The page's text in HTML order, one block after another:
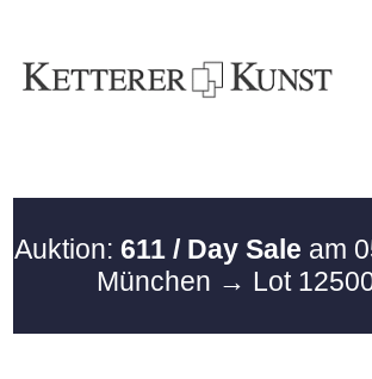
Auktion: 611 / Day Sale am
München → Lot